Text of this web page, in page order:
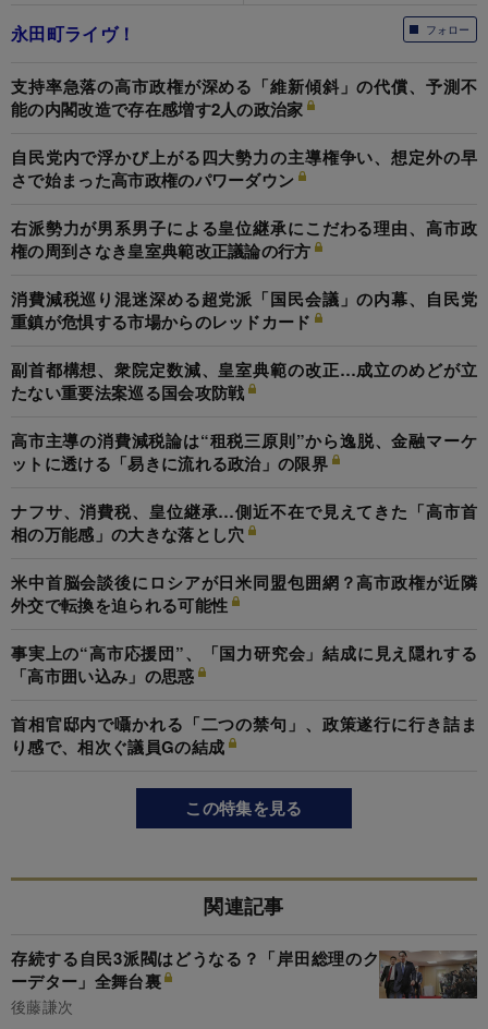
フォロー
永田町ライヴ！
支持率急落の高市政権が深める「維新傾斜」の代償、予測不
能の内閣改造で存在感増す2人の政治家
自民党内で浮かび上がる四大勢力の主導権争い、想定外の早
さで始まった高市政権のパワーダウン
右派勢力が男系男子による皇位継承にこだわる理由、高市政
権の周到さなき皇室典範改正議論の行方
消費減税巡り混迷深める超党派「国民会議」の内幕、自民党
重鎮が危惧する市場からのレッドカード
副首都構想、衆院定数減、皇室典範の改正…成立のめどが立
たない重要法案巡る国会攻防戦
高市主導の消費減税論は“租税三原則”から逸脱、金融マーケ
ットに透ける「易きに流れる政治」の限界
ナフサ、消費税、皇位継承…側近不在で見えてきた「高市首
相の万能感」の大きな落とし穴
米中首脳会談後にロシアが日米同盟包囲網？高市政権が近隣
外交で転換を迫られる可能性
事実上の“高市応援団”、「国力研究会」結成に見え隠れする
「高市囲い込み」の思惑
首相官邸内で囁かれる「二つの禁句」、政策遂行に行き詰ま
り感で、相次ぐ議員Gの結成
この特集を見る
関連記事
存続する自民3派閥はどうなる？「岸田総理のク
ーデター」全舞台裏
後藤謙次